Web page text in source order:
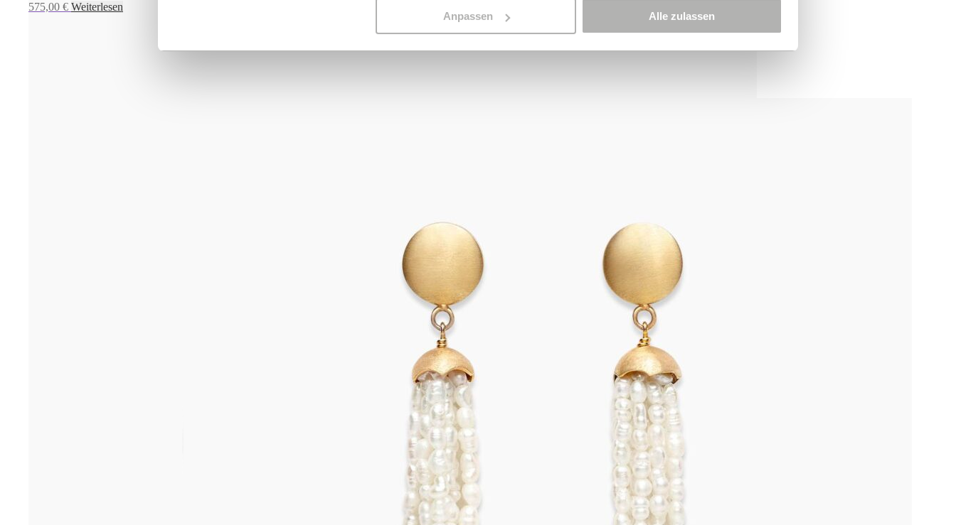
Anpassen Alle zulassen
575,00 € Weiterlesen